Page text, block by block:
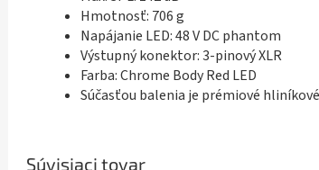
Hmotnosť: 706 g
Napájanie LED: 48 V DC phantom
Výstupný konektor: 3-pinový XLR
Farba:Chrome Body Red LED
Súčasťou balenia je prémiové
Súvisiaci tovar